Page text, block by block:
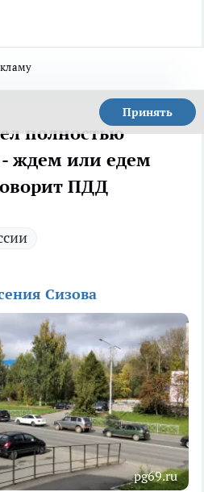
Принять
полностью
- ждем или едем
ПДД
Сизова
pg69.ru